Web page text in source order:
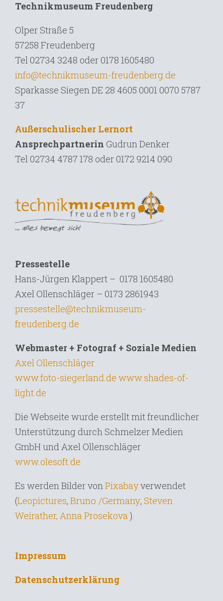
Technikmuseum Freudenberg
Olper Straße 5
57258 Freudenberg
Tel 02734 3248 oder 0178 1605480
info@technikmuseum-freudenberg.de
Sparkasse Siegen DE 28 4605 0001 0070 5787
37
Außerschulischer Lernort
Ansprechpartnerin Gudrun Denker
Tel 02734 4787 178 oder 0172 9214 090
Pressestelle
Hans-Jürgen Klappert – 0178 1605480
Axel Ollenschläger – 0173 2861943
pressestelle@technikmuseum-
freudenberg.de
Webmaster + Fotograf + Soziale Medien
Axel Ollenschläger
www.foto-siegerland.de www.shades-of-
light.de
Die Webseite wurde erstellt mit freundlicher
Unterstützung durch Schmelzer Medien
GmbH und Axel Ollenschläger
www.olesoft.de
Es werden Bilder vonPixabayverwendet
(Leopictures, Bruno /Germany, Steven
Weirather, Anna Prosekova).
Impressum
Datenschutzerklärung